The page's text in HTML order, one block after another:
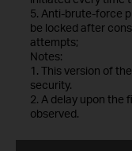
5. Anti-brute-force
be locked after
attempts;
Notes:
1. This version of
security.
2. A delay upon the
observed.